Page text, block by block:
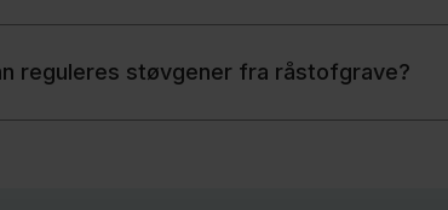
reguleres støvgener fra råstofgrave?